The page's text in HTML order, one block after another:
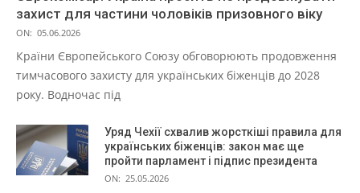
захист для частини чоловіків призовного віку
ON: 05.06.2026
Країни Європейського Союзу обговорюють продовження
тимчасового захисту для українських біженців до 2028
року. Водночас під
Уряд Чехії схвалив жорсткіші правила для
українських біженців: закон має ще
пройти парламент і підпис президента
ON: 25.05.2026